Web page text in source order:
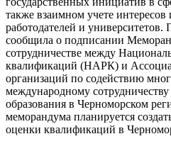
также взаимном учете
работодателей и
сообщила о подписании
сотрудничестве между
квалификаций (НАРК) и
организаций по содействию
международному
образования в Черноморском
меморандума планируется
оценки квалификаций в